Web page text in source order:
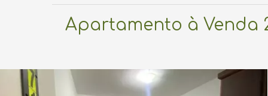
Apartamento à Venda 2